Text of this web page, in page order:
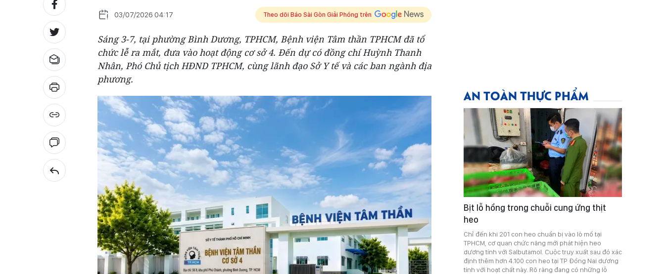
03/07/2026 04:17 Theo dõi Báo Sài Gòn Giải Phóng trên
Sáng 3-7, tại phường Bình Dương, TPHCM, Bệnh viện Tâm thần TPHCM đã tổ
chức lễ ra mắt, đưa vào hoạt động cơ sở 4. Đến dự có đồng chí Huỳnh Thanh
Nhân, Phó Chủ tịch HĐND TPHCM, cùng lãnh đạo Sở Y tế và các ban ngành địa
phương.
AN TOÀN THỰC PHẨM
Bịt lỗ hổng trong chuỗi cung ứng thịt
heo
Chỉ đến khi 201 con heo chuẩn bị vào lò mổ tại
TPHCM, cơ quan chức năng mới phát hiện heo
dương tính với Salbutamol. Cuộc truy xuất sau đó xác
định thêm hơn 4.100 con heo tại TP Đồng Nai dương
tính với hoạt chất này. Rõ ràng đang có những lỗ